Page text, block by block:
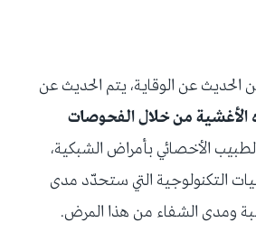
الحديث عن الوقاية، يتم الحديث عن
الأغشية من خلال الفحوصات
الأخصائي بأمراض الشبكية،
التكنولوجية التي ستحدّد مدى
ومدى الشفاء من هذا المرض.